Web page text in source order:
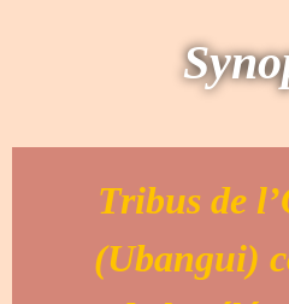
Tribus de
(Ubangui)